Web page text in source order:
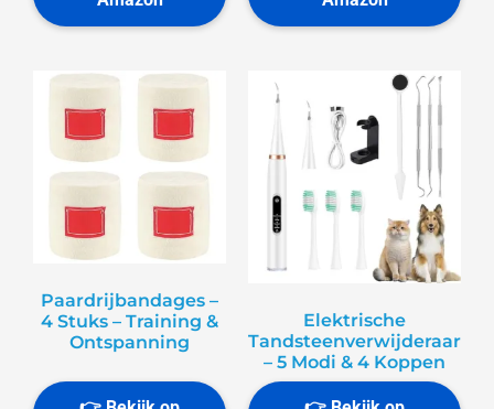
Paardrijbandages –
4 Stuks – Training &
Ontspanning
Elektrische
Tandsteenverwijderaar
– 5 Modi & 4 Koppen